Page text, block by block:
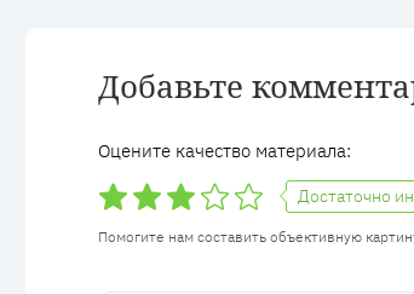
Добавьте
Оцените качество материала:
Достаточно
Помогите нам составить объективную